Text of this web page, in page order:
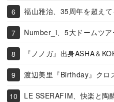
福山雅治、35周年を超え
Number_i、5大ドームツア
『ノノガ』出身ASHA＆
渡辺美里『Birthday』クロ
LE SSERAFIM、快楽と陶